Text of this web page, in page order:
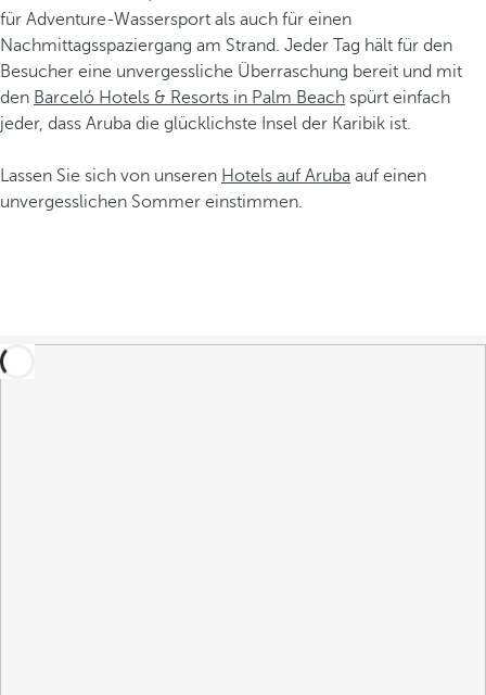
für Adventure-Wassersport als auch für einen
Nachmittagsspaziergang am Strand. Jeder Tag hält für den
Besucher eine unvergessliche Überraschung bereit und mit
den Barceló Hotels & Resorts in Palm Beach spürt einfach
jeder, dass Aruba die glücklichste Insel der Karibik ist.
Lassen Sie sich von unseren Hotels auf Aruba auf einen
unvergesslichen Sommer einstimmen.